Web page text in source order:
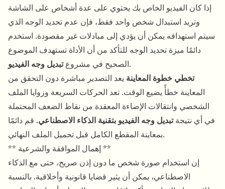
إذا كان الفيديو الخاص بك يحتوي على عدة أشخاص على الشاشة
وتريد استبدال شخص واحد فقط، فإن عدم تحديد الوجه الذي
سيتم استهدافه يمكن أن يؤدي إلى مبادلات غير مقصودة. استخدم
دائمًا ميزة تحديد الوجه للتأكد من أن الأداة تستهدف الموضوع
الصحيح في مشروعتبديل وجه الفيديو
.
تخطي خطوة المعاينة يعد التصدير مباشرة دون التحقق من
المعاينة خطأً يضيع الوقت. تعد الحركات السريعة وزوايا الملف
الشخصي وانتقالات الإضاءة المعقدة من نقاط الضعف المحتملة
في أي نتيجةتبديل وجه الفيديو بتقنية الذكاء الاصطناعي. قم دائمًا
بمعاينة المقطع الكامل قبل تحميل الملف النهائي.
** إهمال الموافقة والشرعية **
إن استخدام صورة شخص ما دون إذن صريح، حتى مع الذكاء
الاصطناعي، يمكن أن يثير قضايا قانونية وأخلاقية. بالنسبة